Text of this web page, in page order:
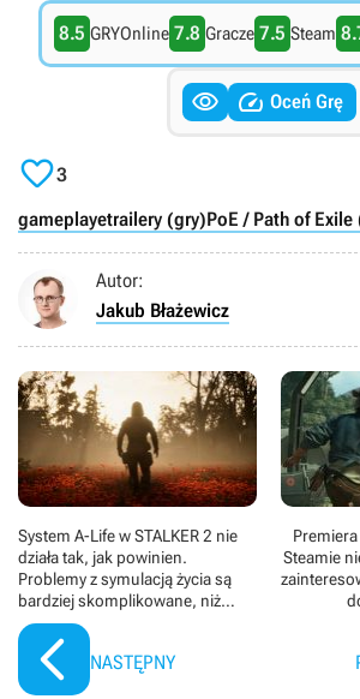
8.5 GRYOnline 7.8 Gracze 7.5 Steam
  Oceń Grę
3
gameplayetrailery (gry)PoE / Path of
Autor:
Jakub Błażewicz
System A-Life w STALKER 2 nie
działa tak, jak powinien.
Problemy z symulacją życia są
bardziej skomplikowane, niż
mogłoby się wydawać
NASTĘPNY
Steamie